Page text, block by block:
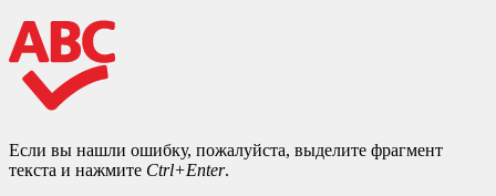
Если вы нашли ошибку, пожалуйста, выделите фрагмент
текста и нажмите Ctrl+Enter.